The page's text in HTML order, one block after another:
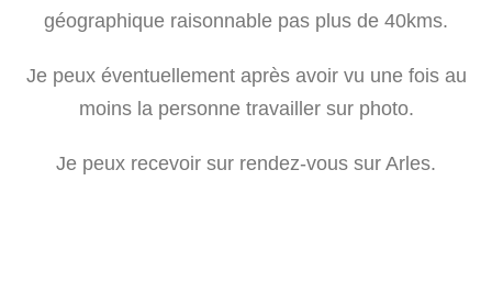
géographique raisonnable pas plus de 40kms.
Je peux éventuellement après avoir vu une fois au
moins la personne travailler sur photo.
Je peux recevoir sur rendez-vous sur Arles.